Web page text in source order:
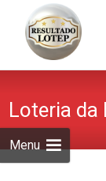
Menu
Loteria da